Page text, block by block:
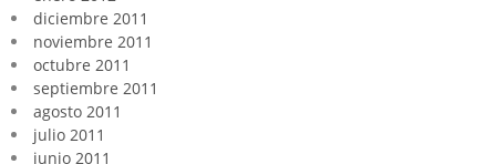
diciembre 2011
noviembre 2011
octubre 2011
septiembre 2011
agosto 2011
julio 2011
junio 2011